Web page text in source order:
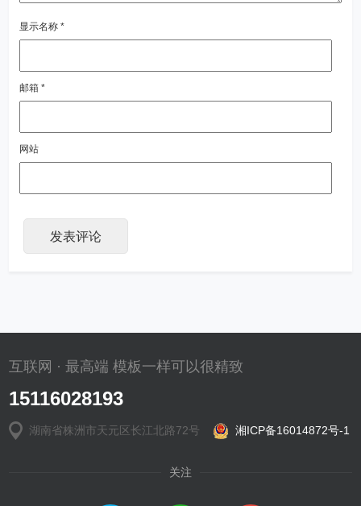
显示名称 *
邮箱 *
网站
互联网 · 最高端 模板一样可以很精致
15116028193
湖南省株洲市天元区长江北路72号 湘ICP备16014872号-1
关注